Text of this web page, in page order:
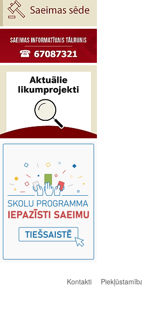
Kontakti